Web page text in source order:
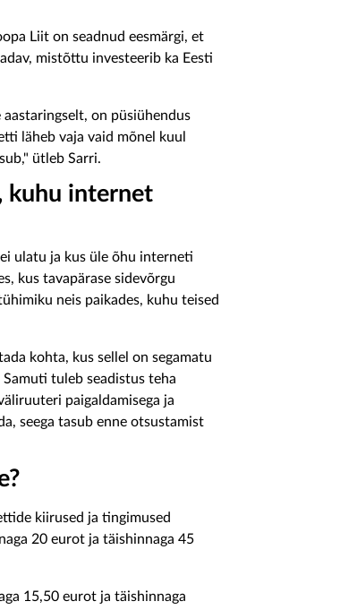
Liit on seadnud eesmärgi, et
mistõttu investeerib ka Eesti
on püsiühendus
läheb vaja vaid mõnel kuul
ütleb Sarri.
kuhu internet
ulatu ja kus üle õhu interneti
kus tavapärase sidevõrgu
neis paikades, kuhu teised
kohta, kus sellel on segamatu
tuleb seadistus teha
paigaldamisega ja
seega tasub enne otsustamist
kiirused ja tingimused
20 eurot ja täishinnaga 45
15,50 eurot ja täishinnaga